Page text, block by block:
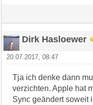
Dirk Hasloewer
20.07.2017, 08:47
Tja ich denke dann
verzichten. Apple hat
Sync geändert soweit